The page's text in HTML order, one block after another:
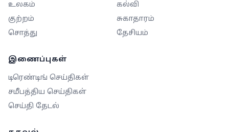
உலகம்
கல்வி
குற்றம்
சுகாதாரம்
சொத்து
தேசியம்
இணைப்புகள்
டிரெண்டிங் செய்திகள்
சமீபத்திய செய்திகள்
செய்தி தேடல்